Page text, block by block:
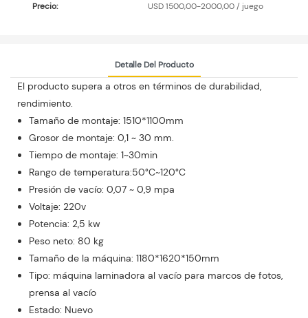
Precio:
USD 1500,00-2000,00 / juego
Detalle Del Producto
El producto supera a otros en términos de durabilidad,
rendimiento.
Tamaño de montaje: 1510*1100mm
Grosor de montaje: 0,1 ~ 30 mm.
Tiempo de montaje: 1~30min
Rango de temperatura:50°C~120°C
Presión de vacío: 0,07 ~ 0,9 mpa
Voltaje: 220v
Potencia: 2,5 kw
Peso neto: 80 kg
Tamaño de la máquina: 1180*1620*150mm
Tipo: máquina laminadora al vacío para marcos de fotos,
prensa al vacío
Estado: Nuevo